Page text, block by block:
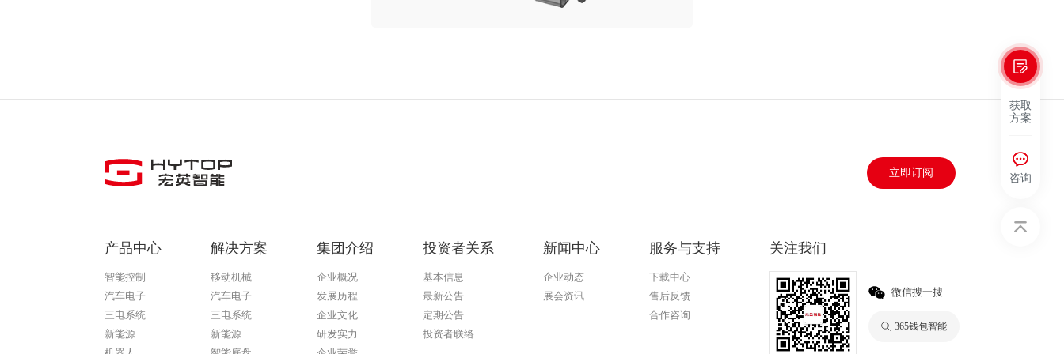
获取
方案
咨询
立即订阅
产品中心
智能控制
汽车电子
三电系统
新能源
解决方案
移动机械
汽车电子
三电系统
新能源
集团介绍
企业概况
发展历程
企业文化
研发实力
投资者关系
基本信息
最新公告
定期公告
投资者联络
新闻中心
企业动态
展会资讯
服务与支持
下载中心
售后反馈
合作咨询
关注我们
微信搜一搜
365钱包智能